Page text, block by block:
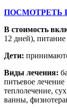
ПОСМОТРЕТЬ
В стоимость
12 дней),
Дети:
Виды лечения:
питьевое
теплолечение,
ванны,